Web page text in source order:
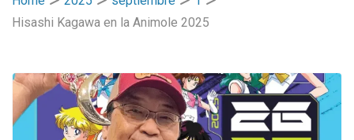
Hisashi Kagawa en la Animole 2025